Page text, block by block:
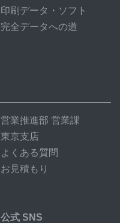
印刷データ・ソフト
完全データへの道
営業推進部 営業課
東京支店
よくある質問
お見積もり
公式 SNS